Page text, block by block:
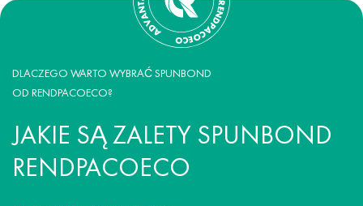
DLACZEGO WARTO WYBRAĆ SPUNBOND
OD RENDPACOECO?
JAKIE SĄ ZALETY SPUNBOND
RENDPACOECO